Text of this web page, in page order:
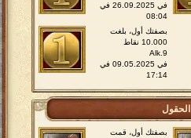
في 26.09.2025 في
08:04
بصفتك أول، بلغت
10.000 نقاط
Alk.9
في 09.05.2025 في
17:14
الحقول
بصفتك أول، قمت